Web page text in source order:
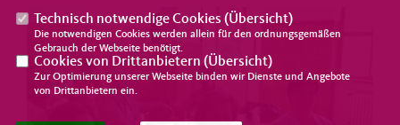
Technisch notwendige Cookies (Übersicht)
Die notwendigen Cookies werden allein für den ordnungsgemäßen
Gebrauch der Webseite benötigt.
Cookies von Drittanbietern (Übersicht)
Zur Optimierung unserer Webseite binden wir Dienste und Angebote
von Drittanbietern ein.